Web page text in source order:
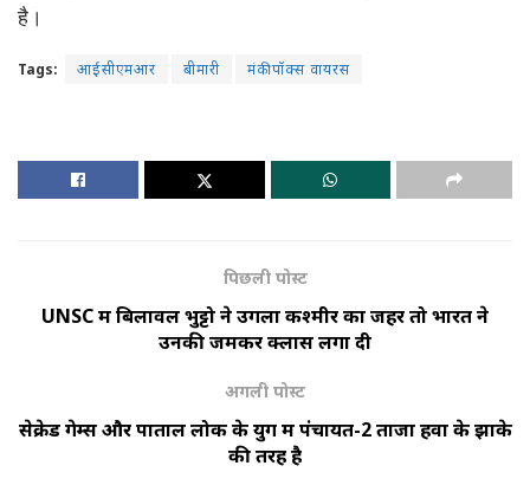
है।
Tags: आईसीएमआर बीमारी मंकीपॉक्स वायरस
पिछली पोस्ट
UNSC में बिलावल भुट्टो ने उगला कश्मीर का जहर तो भारत ने
उनकी जमकर क्लास लगा दी
अगली पोस्ट
सेक्रेड गेम्स और पाताल लोक के युग में पंचायत-2 ताजा हवा के झोंके
की तरह है